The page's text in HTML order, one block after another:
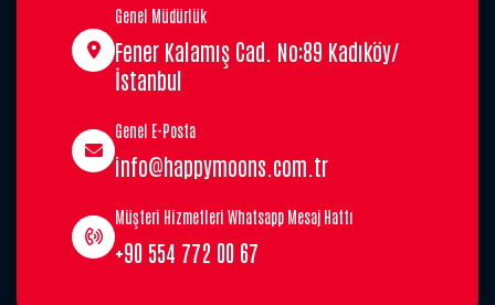
Genel Müdürlük
Fener Kalamış Cad. No:89 Kadıköy/
İstanbul
Genel E-Posta
info@happymoons.com.tr
Müşteri Hizmetleri Whatsapp Mesaj Hattı
+90 554 772 00 67